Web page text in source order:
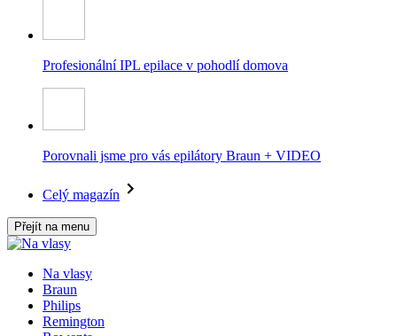
Profesionální IPL epilace v pohodlí domova
Porovnali jsme pro vás epilátory Braun + VIDEO
Celý magazín
Přejít na menu
Na vlasy
Braun
Philips
Remington